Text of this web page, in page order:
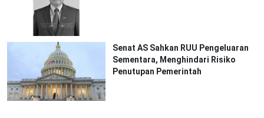
Senat AS Sahkan RUU Pengeluaran
Sementara, Menghindari Risiko
Penutupan Pemerintah